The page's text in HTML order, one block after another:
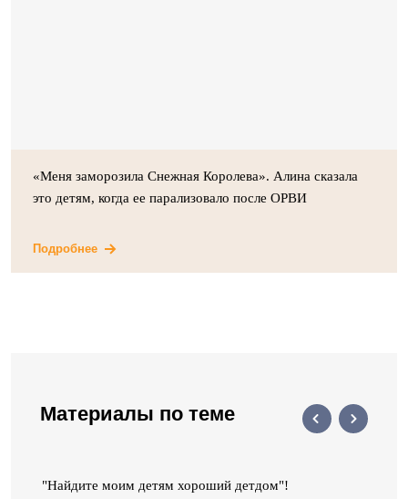
«Меня заморозила Снежная Королева». Алина сказала
это детям, когда ее парализовало после ОРВИ
Подробнее
Материалы по теме
"Найдите моим детям хороший детдом"!